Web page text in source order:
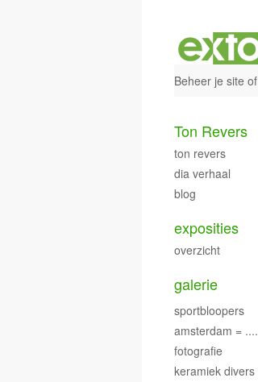
Beheer je site of
Ton Revers
ton revers
dia verhaal
blog
exposities
overzicht
galerie
sportbloopers
amsterdam = ....
fotografie
keramiek divers